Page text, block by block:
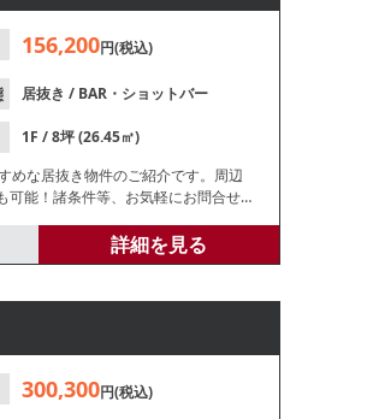
156,200円(税込)
居抜き / BAR・ショットバー
1F / 8坪 (26.45㎡)
めな居抜き物件のご紹介です。周辺
能！諸条件等、お気軽にお問合せく
詳細を見る
300,300円(税込)